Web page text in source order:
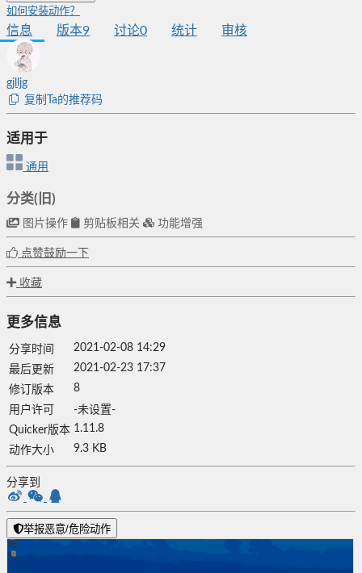
如何安装动作？
信息 版本9 讨论0 统计 审核
gjlljg
复制Ta的推荐码
适用于
通用
分类(旧)
图片操作 剪贴板相关 功能增强
点赞鼓励一下
收藏
更多信息
分享时间
2021-02-08 14:29
最后更新
2021-02-23 17:37
修订版本
8
用户许可
-未设置-
Quicker版本 1.11.8
动作大小
9.3 KB
分享到
举报恶意/危险动作